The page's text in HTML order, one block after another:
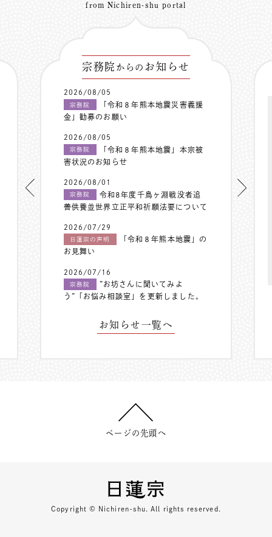
from Nichiren-shu portal
宗務院 からの お知らせ
2026/08/05
宗務院
「令和８年熊本地震災害義援
金」勧募のお願い
2026/08/05
宗務院
「令和８年熊本地震」本宗被
害状況のお知らせ
2026/08/01
宗務院
令和8年度千鳥ヶ淵戦没者追
善供養並世界立正平和祈願法要について
2026/07/29
日蓮宗の声明
「令和８年熊本地震」の
お見舞い
2026/07/16
宗務院
”お坊さんに聞いてみよ
う”「お悩み相談室」を更新しました。
お知らせ一覧へ
ページの先頭へ
Copyright © Nichiren-shu. All rights reserved.